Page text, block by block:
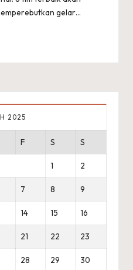
gelar…
2025
F S S
1 2
7 8 9
14 15 16
21 22 23
28 29 30